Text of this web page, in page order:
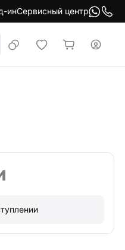
инСервисный центр